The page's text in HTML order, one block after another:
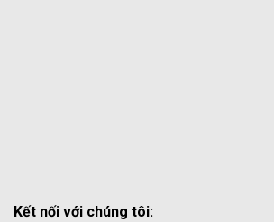
Kết nối với chúng tôi: